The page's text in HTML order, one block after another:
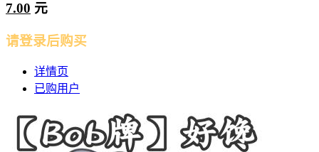
7.00 元
请登录后购买
详情页
已购用户